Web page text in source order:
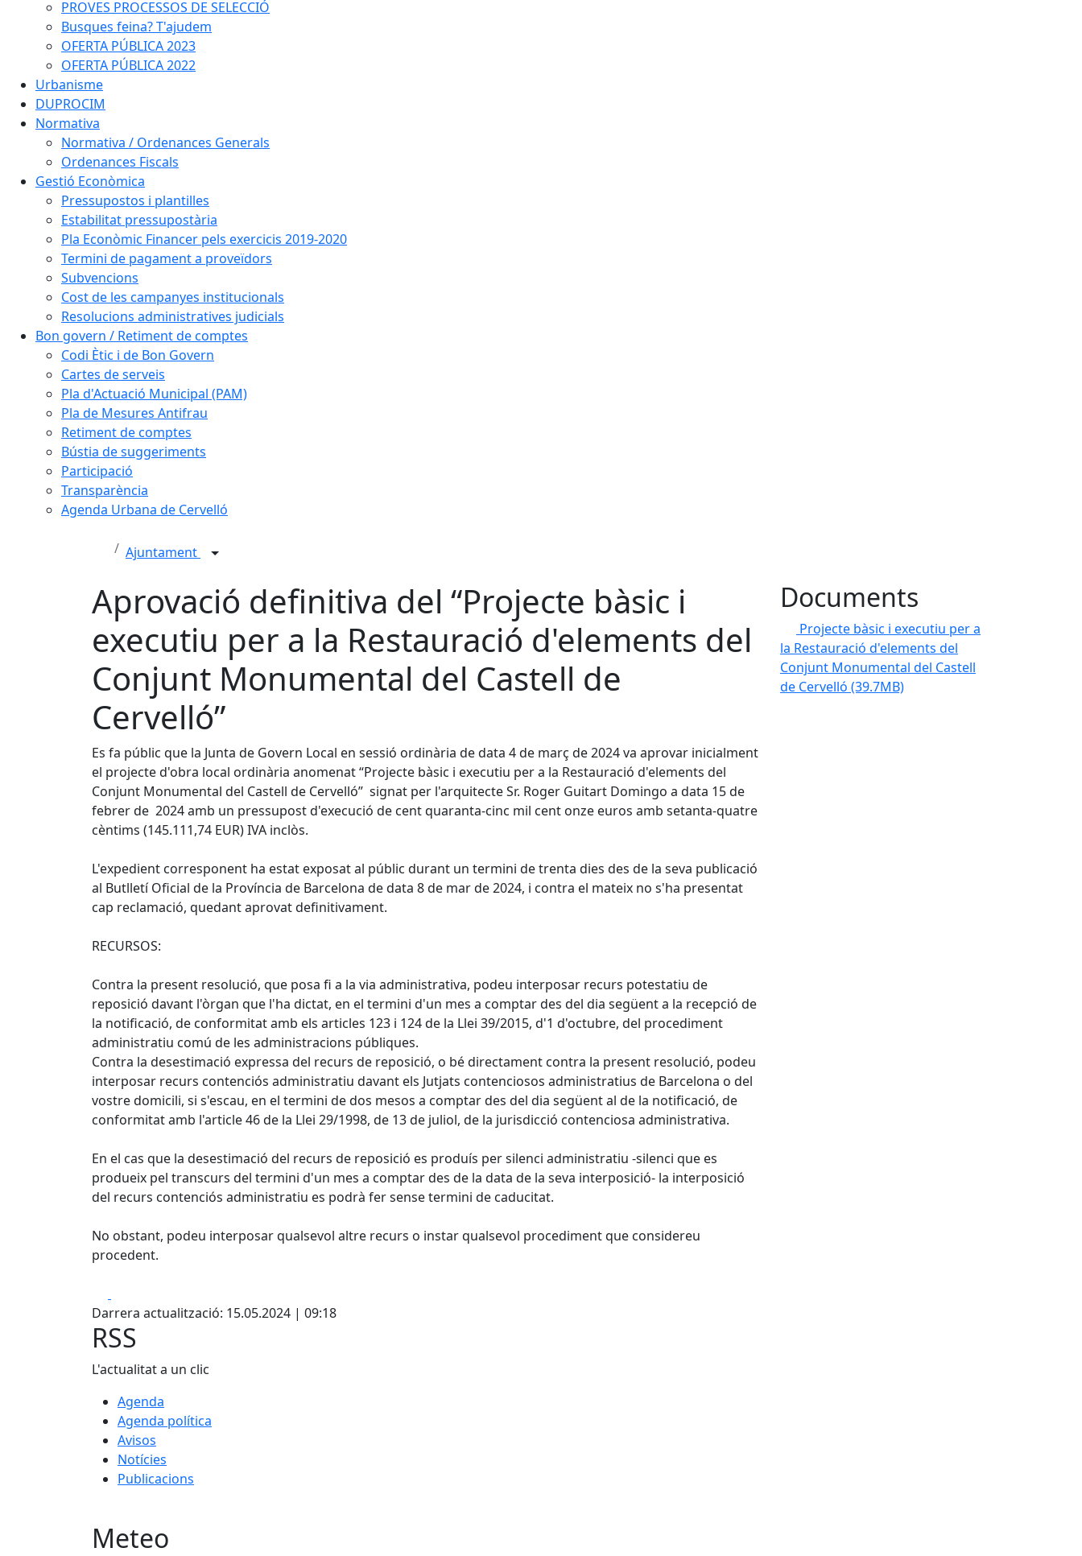
PROVES PROCESSOS DE SELECCIÓ
Busques feina? T'ajudem
OFERTA PÚBLICA 2023
OFERTA PÚBLICA 2022
Urbanisme
DUPROCIM
Normativa
Normativa / Ordenances Generals
Ordenances Fiscals
Gestió Econòmica
Pressupostos i plantilles
Estabilitat pressupostària
Pla Econòmic Financer pels exercicis 2019-2020
Termini de pagament a proveïdors
Subvencions
Cost de les campanyes institucionals
Resolucions administratives judicials
Bon govern / Retiment de comptes
Codi Ètic i de Bon Govern
Cartes de serveis
Pla d'Actuació Municipal (PAM)
Pla de Mesures Antifrau
Retiment de comptes
Bústia de suggeriments
Participació
Transparència
Agenda Urbana de Cervelló
Ajuntament
Aprovació definitiva del “Projecte bàsic i
executiu per a la Restauració d'elements del
Conjunt Monumental del Castell de
Cervelló”
Es fa públic que la Junta de Govern Local en sessió ordinària de data 4 de març de 2024 va aprovar inicialment
el projecte d'obra local ordinària anomenat “Projecte bàsic i executiu per a la Restauració d'elements del
Conjunt Monumental del Castell de Cervelló” signat per l'arquitecte Sr. Roger Guitart Domingo a data 15 de
febrer de 2024 amb un pressupost d'execució de cent quaranta-cinc mil cent onze euros amb setanta-quatre
cèntims (145.111,74 EUR) IVA inclòs.
L'expedient corresponent ha estat exposat al públic durant un termini de trenta dies des de la seva publicació
al Butlletí Oficial de la Província de Barcelona de data 8 de mar de 2024, i contra el mateix no s'ha presentat
cap reclamació, quedant aprovat definitivament.
RECURSOS:
Contra la present resolució, que posa fi a la via administrativa, podeu interposar recurs potestatiu de
reposició davant l'òrgan que l'ha dictat, en el termini d'un mes a comptar des del dia següent a la recepció de
la notificació, de conformitat amb els articles 123 i 124 de la Llei 39/2015, d'1 d'octubre, del procediment
administratiu comú de les administracions públiques.
Contra la desestimació expressa del recurs de reposició, o bé directament contra la present resolució, podeu
interposar recurs contenciós administratiu davant els Jutjats contenciosos administratius de Barcelona o del
vostre domicili, si s'escau, en el termini de dos mesos a comptar des del dia següent al de la notificació, de
conformitat amb l'article 46 de la Llei 29/1998, de 13 de juliol, de la jurisdicció contenciosa administrativa.
En el cas que la desestimació del recurs de reposició es produís per silenci administratiu -silenci que es
produeix pel transcurs del termini d'un mes a comptar des de la data de la seva interposició- la interposició
del recurs contenciós administratiu es podrà fer sense termini de caducitat.
No obstant, podeu interposar qualsevol altre recurs o instar qualsevol procediment que considereu
procedent.
Darrera actualització: 15.05.2024 | 09:18
Documents
Projecte bàsic i executiu per a
la Restauració d'elements del
Conjunt Monumental del Castell
de Cervelló (39.7MB)
RSS
L'actualitat a un clic
Agenda
Agenda política
Avisos
Notícies
Publicacions
Meteo